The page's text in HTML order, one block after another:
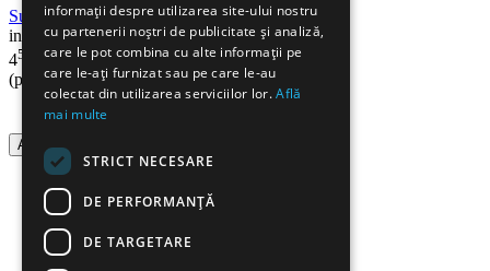
Suport agrafe, metal, negru, MESH
in stoc
450 Lei
(pret cu TVA inclus)
Adauga in cos
informații despre utilizarea site-ului nostru
cu partenerii noștri de publicitate și analiză,
care le pot combina cu alte informații pe
care le-ați furnizat sau pe care le-au
colectat din utilizarea serviciilor lor.Află
mai multe
STRICT NECESARE
DE PERFORMANȚĂ
DE TARGETARE